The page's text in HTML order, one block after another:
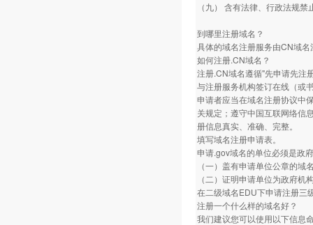
（九） 含有法律、行政法规
到哪里注册域名？
具体的域名注册服务由CN域
如何注册.CN域名？
注册.CN域名遵循"先申请先注
与注册服务机构签订在线（或
申请者应当在域名注册协议中
关规定；遵守中国互联网络信
册信息真实、准确、完整。
填写域名注册申请表。
申请.gov域名的单位必须是政
（一）盖有申请单位公章的域
（二）证明申请单位为政府机
在二级域名EDU下申请注册三
注册一个什么样的域名好？
我们建议您可以使用以下信息